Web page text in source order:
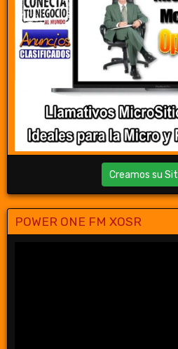
Creamos su
POWER ONE FM XOSR